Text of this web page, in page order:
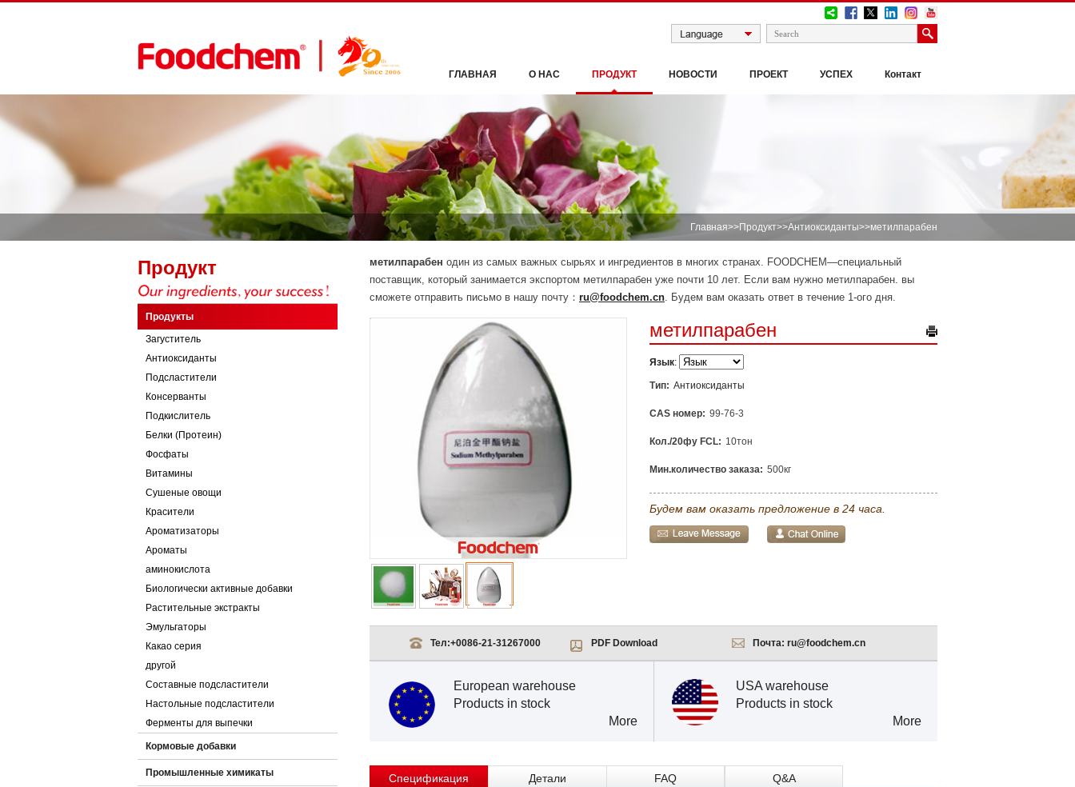
ГЛАВНАЯ О НАС ПРОДУКТ НОВОСТИ ПРОЕКТ УСПЕХ Контакт
Главная>>Продукт>>Антиоксиданты>>метилпарабен
Продукт
Продукты
Загуститель
Антиоксиданты
Подсластители
Консерванты
Подкислитель
Белки (Протеин)
Фосфаты
Витамины
Сушеные овощи
Красители
Ароматизаторы
Ароматы
аминокислота
Биологически активные добавки
Растительные экстракты
Эмульгаторы
Какао серия
другой
Составные подсластители
Настольные подсластители
Ферменты для выпечки
Кормовые добавки
Промышленные химикаты
метилпарабен один из самых важных сырьях и ингредиентов в многих странах. FOODCHEM—специальный
поставщик, который занимается экспортом метилпарабен уже почти 10 лет. Если вам нужно метилпарабен. вы
сможете отправить письмо в нашу почту： ru@foodchem.cn. Будем вам оказать ответ в течение 1-ого дня.
метилпарабен
Язык:
Тип: Антиоксиданты
CAS номер: 99-76-3
Кол./20фу FCL: 10тон
Мин.количество заказа: 500кг
Будем вам оказать предложение в 24 часа.
Тел:+0086-21-31267000 PDF Download Почта: ru@foodchem.cn
European warehouse
Products in stock
More
USA warehouse
Products in stock
More
Спецификация Детали FAQ Q&A